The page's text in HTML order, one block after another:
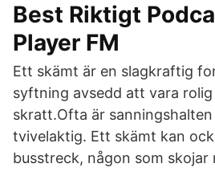
Best Riktigt
Player FM
Ett skämt är en slagkraftig
syftning avsedd att vara
skratt.Ofta är
tvivelaktig. Ett skämt kan
busstreck, någon som skojar